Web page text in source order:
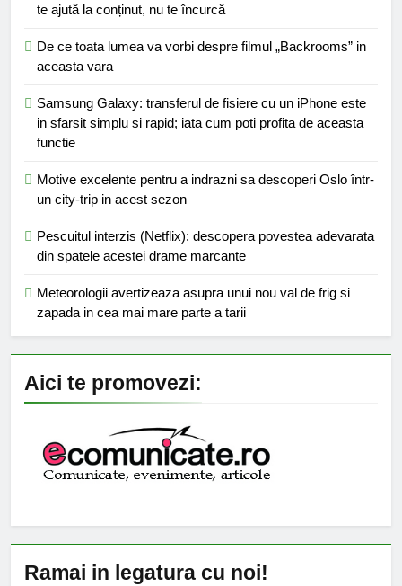
te ajută la conținut, nu te încurcă
De ce toata lumea va vorbi despre filmul „Backrooms” in
aceasta vara
Samsung Galaxy: transferul de fisiere cu un iPhone este
in sfarsit simplu si rapid; iata cum poti profita de aceasta
functie
Motive excelente pentru a indrazni sa descoperi Oslo într-
un city-trip in acest sezon
Pescuitul interzis (Netflix): descopera povestea adevarata
din spatele acestei drame marcante
Meteorologii avertizeaza asupra unui nou val de frig si
zapada in cea mai mare parte a tarii
Aici te promovezi:
Ramai in legatura cu noi!